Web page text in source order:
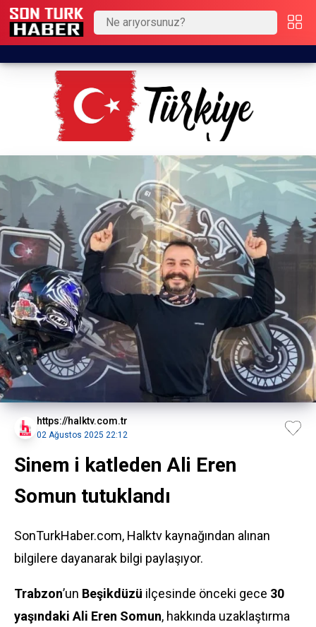
https://halktv.com.tr
02 Ağustos 2025 22:12
Sinem i katleden Ali Eren
Somun tutuklandı
SonTurkHaber.com, Halktv kaynağından alınan
bilgilere dayanarak bilgi paylaşıyor.
Trabzon’un Beşikdüzü ilçesinde önceki gece 30
yaşındaki Ali Eren Somun, hakkında uzaklaştırma